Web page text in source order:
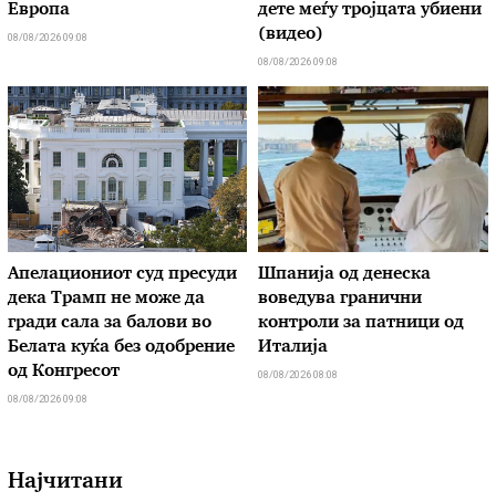
Европа
08/08/2026 09:08
дете меѓу тројцата убиени
(видео)
08/08/2026 09:08
Апелациониот суд пресуди
дека Трамп не може да
гради сала за балови во
Белата куќа без одобрение
од Конгресот
08/08/2026 09:08
Шпанија од денеска
воведува гранични
контроли за патници од
Италија
08/08/2026 08:08
Најчитани